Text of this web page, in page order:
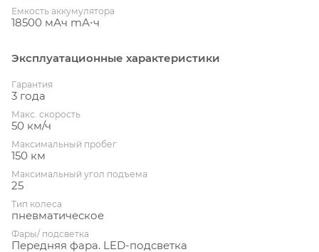
Емкость аккумулятора
18500 мАч mА⋅ч
Эксплуатационные характеристики
Гарантия
3 года
Макс. скорость
50 км/ч
Максимальный пробег
150 км
Максимальный угол подъема
25
Тип колеса
пневматическое
Фары/ подсветка
Передняя фара. LED-подсветка